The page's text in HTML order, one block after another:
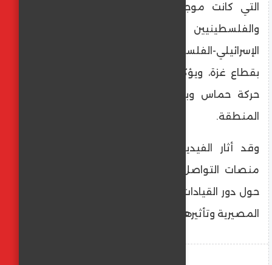
التي كانت موجودة آنذاك بين القادة العرب
والفلسطينيين بشأن التعامل مع الصراع
الإسرائيلي-الفلسطيني، خاصة فيما يتعلق
بقطاع غزة، ويؤكد على حساسية العلاقة بين
حركة حماس وبعض القيادات الإقليمية في
المنطقة.
وقد أثار الفيديو المسرب تفاعلاً كبيراً على
منصات التواصل الاجتماعي، حيث جدد الجدل
حول دور القيادات في تحمل مسؤولية القرارات
المصيرية وتأثيرها على الشعوب.